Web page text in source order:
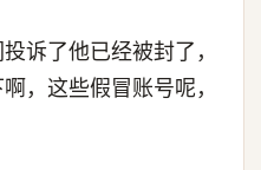
诉了他已经被封了，
，这些假冒账号呢，